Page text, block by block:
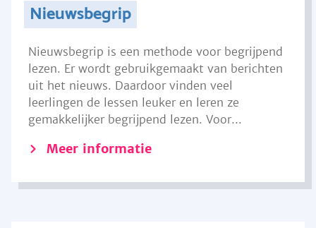
Nieuwsbegrip
Nieuwsbegrip is een methode voor begrijpend
lezen. Er wordt gebruikgemaakt van berichten
uit het nieuws. Daardoor vinden veel
leerlingen de lessen leuker en leren ze
gemakkelijker begrijpend lezen. Voor...
Meer informatie